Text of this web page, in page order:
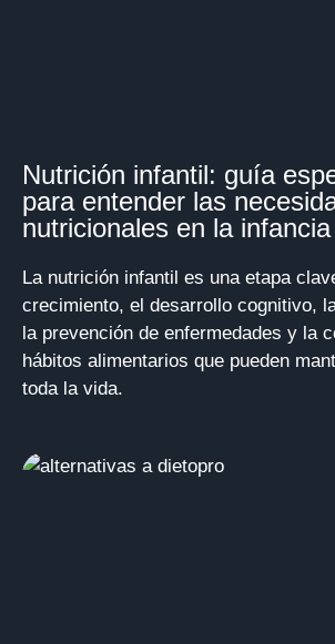
Nutrición infantil: guía
para entender las
nutricionales en la infancia
La nutrición infantil es una etapa
crecimiento, el desarrollo cognitivo,
la prevención de enfermedades y la
hábitos alimentarios que pueden
toda la vida.